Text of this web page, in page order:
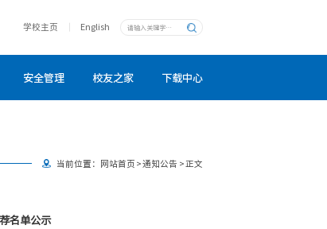
学校主页 English
安全管理 校友之家 下载中心
当前位置： 网站首页 >通知公告 >正文
名单公示